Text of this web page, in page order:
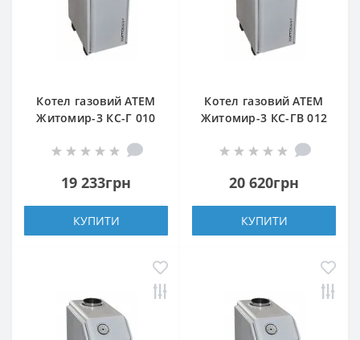
Котел газовий АТЕМ
Житомир-3 КС-Г 010
19 233грн
КУПИТИ
Котел газовий АТЕМ
Житомир-3 КС-ГВ 012
20 620грн
КУПИТИ